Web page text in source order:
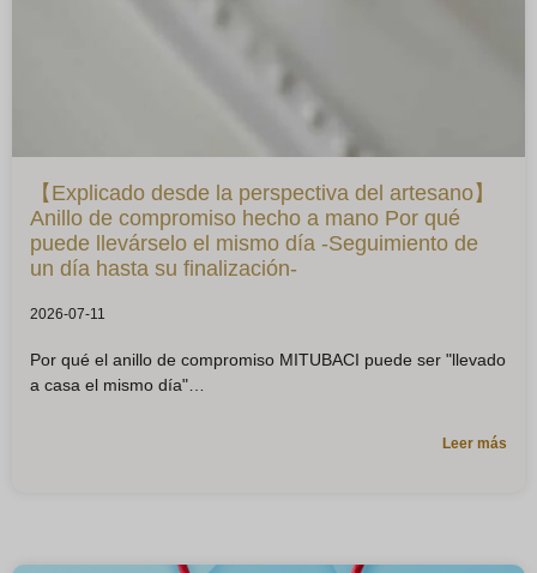
【Explicado desde la perspectiva del artesano】
Anillo de compromiso hecho a mano Por qué
puede llevárselo el mismo día -Seguimiento de
un día hasta su finalización-
2026-07-11
Por qué el anillo de compromiso MITUBACI puede ser "llevado
a casa el mismo día"
Leer más